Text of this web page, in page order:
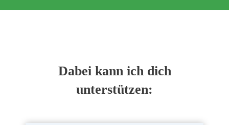
Dabei kann ich dich
unterstützen: